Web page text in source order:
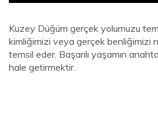
Kuzey Düğüm gerçek yolumuzu
kimliğimizi veya gerçek benliğimizi
temsil eder. Başarılı yaşamın
hale getirmektir.